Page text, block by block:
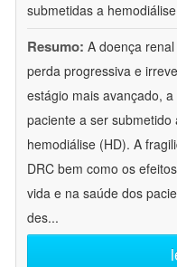
submetidas a
Resumo: A doença
perda progressiva e
estágio mais avançado,
paciente a ser
hemodiálise (HD). A
DRC bem como os
vida e na saúde dos
des...